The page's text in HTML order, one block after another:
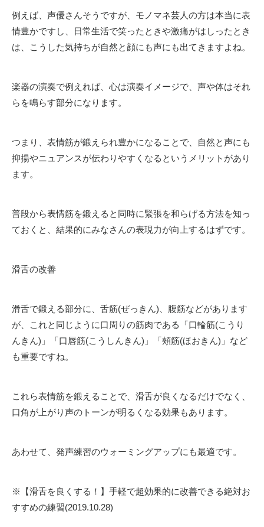
例えば、声優さんそうですが、モノマネ芸人の方は本当に表
情豊かですし、日常生活で笑ったときや激痛がはしったとき
は、こうした気持ちが自然と顔にも声にも出てきますよね。
楽器の演奏で例えれば、心は演奏イメージで、声や体はそれ
らを鳴らす部分になります。
つまり、表情筋が鍛えられ豊かになることで、自然と声にも
抑揚やニュアンスが伝わりやすくなる というメリットがあり
ます。
普段から表情筋を鍛えると同時に緊張を和らげる方法を知っ
ておくと、結果的にみなさんの表現力が向上するはずです。
滑舌の改善
滑舌で鍛える部分に、舌筋(ぜっきん) 、腹筋などがあります
が、これと同じように口周りの筋肉である「口輪筋(こうり
んきん) 」「口唇筋(こうしんきん) 」「頰筋(ほおきん) 」など
も重要ですね。
これら表情筋を鍛えることで、 滑舌が良くなるだけでなく、
口角が上がり声のトーンが明るくなる効果もあります。
あわせて、発声練習のウォーミングアップにも最適です。
※
【滑舌を良くする！】手軽で超効果的に改善できる絶対お
すすめの練習(2019.10.28)